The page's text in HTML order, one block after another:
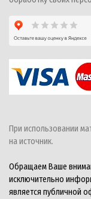
При использовании
на источник.
Обращаем Ваше
исключительно
является публичной